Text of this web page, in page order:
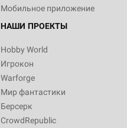
Мобильное приложение
НАШИ ПРОЕКТЫ
Hobby World
Игрокон
Warforge
Мир фантастики
Берсерк
CrowdRepublic